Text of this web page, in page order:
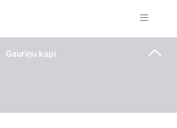
Gauriņu kapi